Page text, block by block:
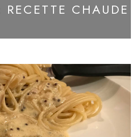
RECETTE CHAUDE